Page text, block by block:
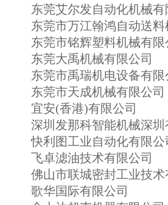
东莞艾尔发自动化机械
东莞市万江翰鸿自动送
东莞市铭辉塑料机械有限
东莞大禹机械有限公司
东莞市禹瑞机电设备有限
东莞市天成机械有限公司
宜安(香港)有限公司
深圳发那科智能机械深
快利图工业自动化有限公
飞卓滤油技术有限公司
佛山市联城密封工业技
歌华国际有限公司